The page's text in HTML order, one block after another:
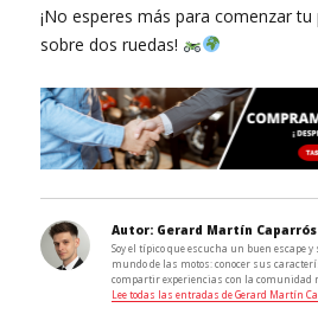
¡No esperes más para comenzar
sobre dos ruedas!
Autor:Gerard Martín Caparrós
Soy el típico que escucha un buen escape
mundo de las motos: conocer sus
compartir experiencias con la comunidad
Lee todas las entradas de Gerard Martín